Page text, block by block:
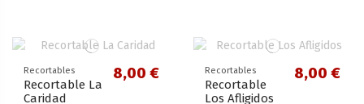
Recortables
Recortable La
Caridad
8,00 € Recortables
Recortable
Los Afligidos
8,00 €